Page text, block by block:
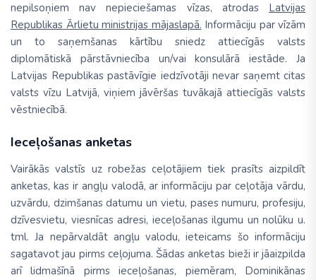
nepilsoņiem nav nepieciešamas vīzas, atrodas Latvijas
Republikas Ārlietu ministrijas mājaslapā. Informāciju par vīzām
un to saņemšanas kārtību sniedz attiecīgās valsts
diplomātiskā pārstāvniecība un/vai konsulārā iestāde. Ja
Latvijas Republikas pastāvīgie iedzīvotāji nevar saņemt citas
valsts vīzu Latvijā, viņiem jāvēršas tuvākajā attiecīgās valsts
vēstniecībā.
Ieceļošanas anketas
Vairākās valstīs uz robežas ceļotājiem tiek prasīts aizpildīt
anketas, kas ir angļu valodā, ar informāciju par ceļotāja vārdu,
uzvārdu, dzimšanas datumu un vietu, pases numuru, profesiju,
dzīvesvietu, viesnīcas adresi, ieceļošanas ilgumu un nolūku u.
tml. Ja nepārvaldāt angļu valodu, ieteicams šo informāciju
sagatavot jau pirms ceļojuma. Šādas anketas bieži ir jāaizpilda
arī lidmašīnā pirms ieceļošanas, piemēram, Dominikānas